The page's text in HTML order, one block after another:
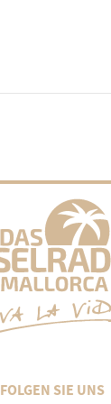
FOLGEN SIE UNS